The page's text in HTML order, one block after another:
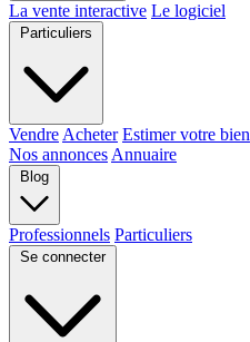
La vente interactive Le logiciel
Particuliers
Vendre Acheter Estimer votre bien
Nos annonces Annuaire
Blog
Professionnels Particuliers
Se connecter